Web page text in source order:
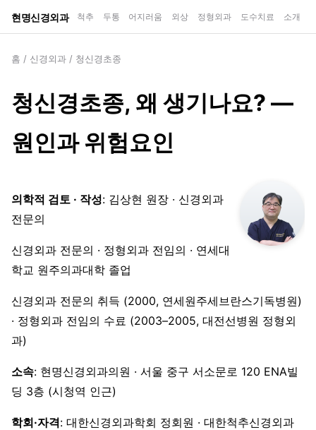
현명신경외과 척추 두통 어지러움 외상 정형외과 도수치료 소개
홈 / 신경외과 / 청신경초종
청신경초종, 왜 생기나요? —
원인과 위험요인
의학적 검토 · 작성: 김상현 원장 · 신경외과
전문의
신경외과 전문의 · 정형외과 전임의 · 연세대
학교 원주의과대학 졸업
신경외과 전문의 취득 (2000, 연세원주세브란스기독병원)
· 정형외과 전임의 수료 (2003–2005, 대전선병원 정형외
과)
소속: 현명신경외과의원 · 서울 중구 서소문로 120 ENA빌
딩 3층 (시청역 인근)
학회·자격: 대한신경외과학회 정회원 · 대한척추신경외과